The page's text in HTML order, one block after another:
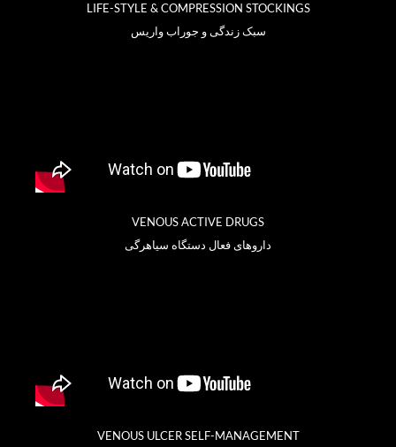
LIFE-STYLE & COMPRESSION STOCKINGS
سبک زندگی و جوراب واریس
VENOUS ACTIVE DRUGS
داروهای فعال دستگاه سیاهرگی
VENOUS ULCER SELF-MANAGEMENT